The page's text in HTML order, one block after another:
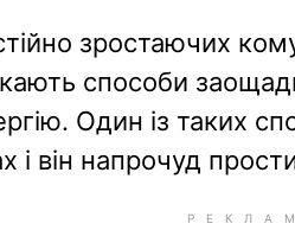
зростаючих
способи
Один із таких
і він напрочуд